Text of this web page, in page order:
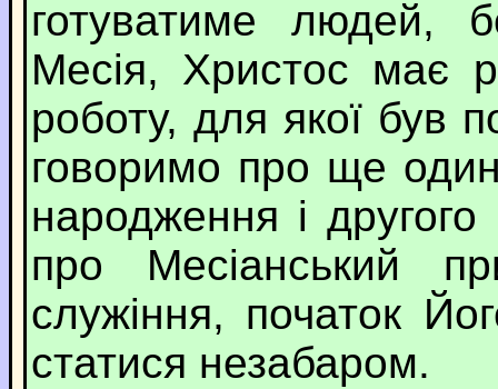
готуватиме людей,
Месія, Христос має
роботу, для якої був
говоримо про ще
народження і
про Месіанський
служіння, початок
статися незабаром.